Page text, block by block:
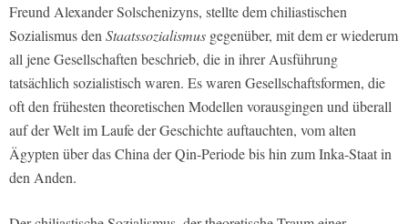
Freund Alexander Solschenizyns, stellte dem chiliastischen
Sozialismus den Staatssozialismus gegenüber, mit dem er wiederum
all jene Gesellschaften beschrieb, die in ihrer Ausführung
tatsächlich sozialistisch waren. Es waren Gesellschaftsformen, die
oft den frühesten theoretischen Modellen vorausgingen und überall
auf der Welt im Laufe der Geschichte auftauchten, vom alten
Ägypten über das China der Qin-Periode bis hin zum Inka-Staat in
den Anden.